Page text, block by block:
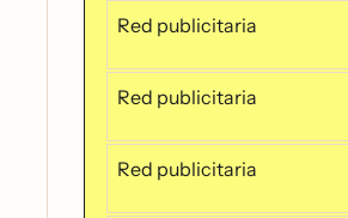
Red publicitaria
Red publicitaria
Red publicitaria